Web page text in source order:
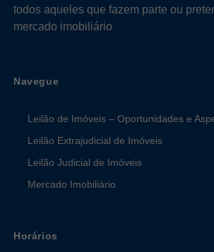
todos aqueles que fazem parte ou
mercado imobiliário
Navegue
Leilão de Imóveis – Oportunidades e
Leilão Extrajudicial de Imóveis
Leilão Judicial de Imóveis
Mercado Imobiliário
Horários